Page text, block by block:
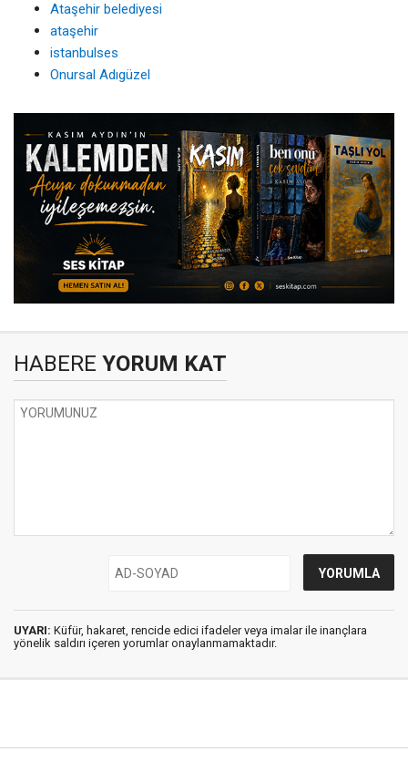
Ataşehir belediyesi
ataşehir
istanbulses
Onursal Adıgüzel
HABERE YORUM KAT
UYARI: Küfür, hakaret, rencide edici ifadeler veya imalar ile inançlara
yönelik saldırı içeren yorumlar onaylanmamaktadır.